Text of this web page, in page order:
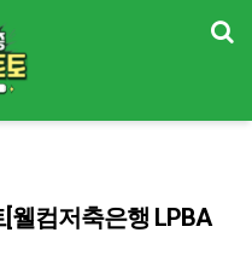
웰컴저축은행 LPBA